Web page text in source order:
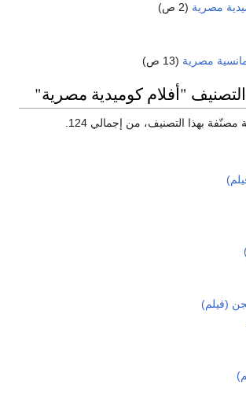
مصرية (2 ص)
مصرية (13 ص)
"أفلام كوميدية مصرية"